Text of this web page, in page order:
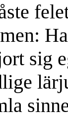
sig